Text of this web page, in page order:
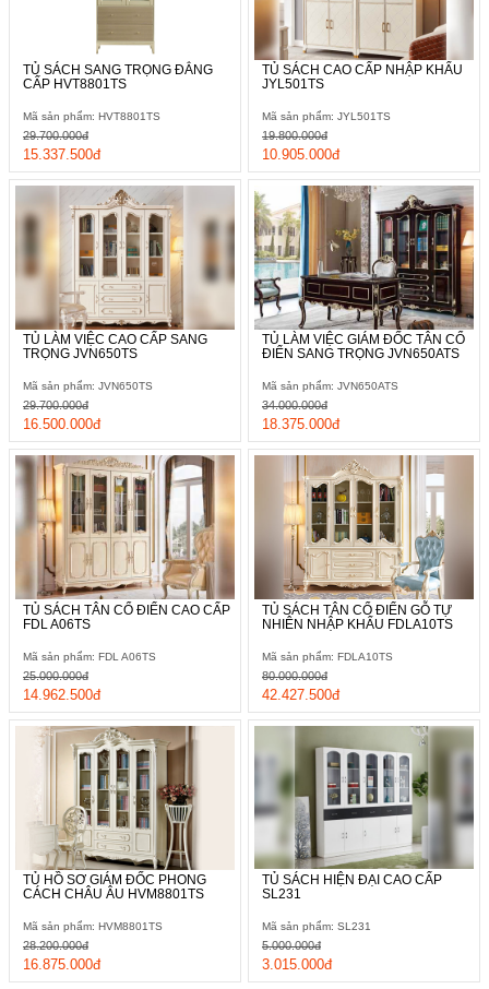
TỦ SÁCH SANG TRỌNG ĐẲNG
CẤP HVT8801TS
Mã sản phẩm: HVT8801TS
15.337.500đ
29.700.000đ
TỦ SÁCH CAO CẤP NHẬP KHẨU
JYL501TS
Mã sản phẩm: JYL501TS
10.905.000đ
19.800.000đ
TỦ LÀM VIỆC CAO CẤP SANG
TRỌNG JVN650TS
Mã sản phẩm: JVN650TS
16.500.000đ
29.700.000đ
TỦ LÀM VIỆC GIÁM ĐỐC TÂN CỔ
ĐIỂN SANG TRỌNG JVN650ATS
Mã sản phẩm: JVN650ATS
18.375.000đ
34.000.000đ
TỦ SÁCH TÂN CỔ ĐIỂN CAO CẤP
FDL A06TS
Mã sản phẩm: FDL A06TS
14.962.500đ
25.000.000đ
TỦ SÁCH TÂN CỔ ĐIỂN GỖ TỰ
NHIÊN NHẬP KHẨU FDLA10TS
Mã sản phẩm: FDLA10TS
42.427.500đ
80.000.000đ
TỦ HỒ SƠ GIÁM ĐỐC PHONG
CÁCH CHÂU ÂU HVM8801TS
Mã sản phẩm: HVM8801TS
16.875.000đ
28.200.000đ
TỦ SÁCH HIỆN ĐẠI CAO CẤP
SL231
Mã sản phẩm: SL231
3.015.000đ
5.000.000đ